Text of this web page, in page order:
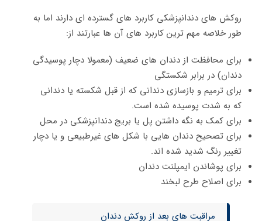
روکش‌ های دندانپزشکی کاربرد های گسترده‌ ای دارند اما به
طور خلاصه مهم ‌ترین کاربرد های آن‌ ها عبارتند از:
برای محافظت از دندان‌ های ضعیف (معمولا دچار پوسیدگی
دندان) در برابر شکستگی
برای ترمیم و بازسازی دندانی که از قبل شکسته یا دندانی
که به شدت پوسیده شده است.
برای کمک به نگه ‌داشتن پل یا بریج دندانپزشکی در محل
برای تصحیح دندان ‌هایی با شکل‌ های غیرطبیعی و یا دچار
تغییر رنگ شدید شده اند.
برای پوشاندن ایمپلنت دندان
برای اصلاح طرح لبخند
مراقبت های بعد از روکش دندان